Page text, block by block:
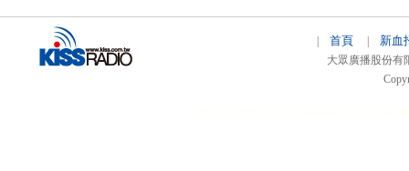
| 首頁| 新血
大眾廣播股份有